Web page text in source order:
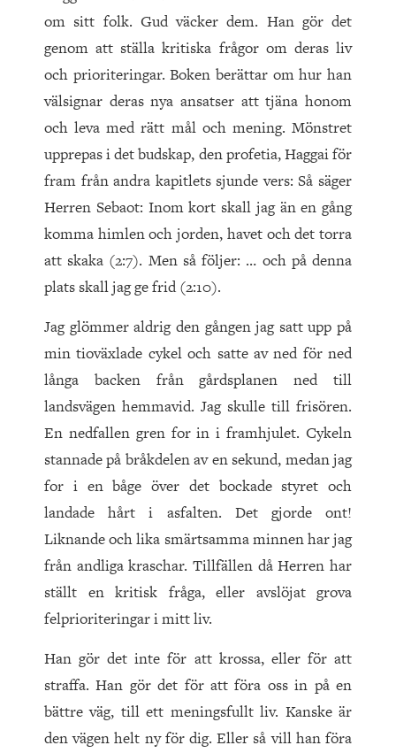
om sitt folk. Gud väcker dem. Han gör det
genom att ställa kritiska frågor om deras liv
och prioriteringar. Boken berättar om hur han
välsignar deras nya ansatser att tjäna honom
och leva med rätt mål och mening. Mönstret
upprepas i det budskap, den profetia, Haggai för
fram från andra kapitlets sjunde vers: Så säger
Herren Sebaot: Inom kort skall jag än en gång
komma himlen och jorden, havet och det torra
att skaka (2:7). Men så följer: … och på denna
plats skall jag ge frid (2:10).
Jag glömmer aldrig den gången jag satt upp på
min tioväxlade cykel och satte av ned för ned
långa backen från gårdsplanen ned till
landsvägen hemmavid. Jag skulle till frisören.
En nedfallen gren for in i framhjulet. Cykeln
stannade på bråkdelen av en sekund, medan jag
for i en båge över det bockade styret och
landade hårt i asfalten. Det gjorde ont!
Liknande och lika smärtsamma minnen har jag
från andliga kraschar. Tillfällen då Herren har
ställt en kritisk fråga, eller avslöjat grova
felprioriteringar i mitt liv.
Han gör det inte för att krossa, eller för att
straffa. Han gör det för att föra oss in på en
bättre väg, till ett meningsfullt liv. Kanske är
den vägen helt ny för dig. Eller så vill han föra